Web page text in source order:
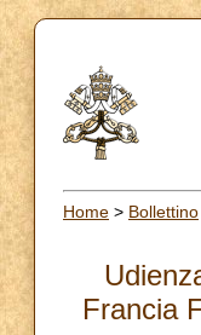
Home > Bollettino
Francia